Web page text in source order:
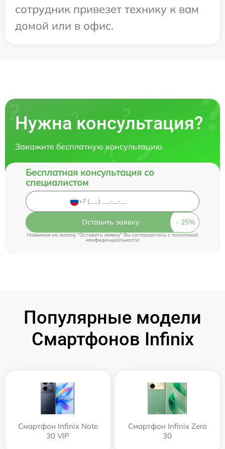
сотрудник привезет технику к вам
домой или в офис.
Нужна консультация?
Закажите бесплатную консультацию
Бесплатная консультация со
специалистом
Оставить заявку
Нажимая на кнопку "Оставить заявку" Вы соглашаетесь cполитикой
конфиденциальности
Популярные модели
Смартфонов Infinix
Смартфон Infinix Note
30 VIP
Смартфон Infinix Zero
30